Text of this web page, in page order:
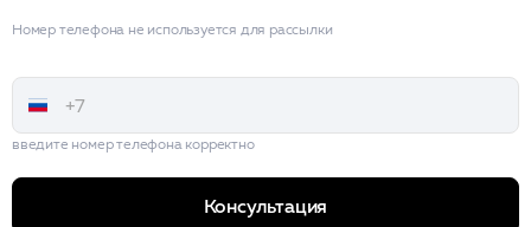
Номер телефона не используется для рассылки
введите номер телефона корректно
Консультация